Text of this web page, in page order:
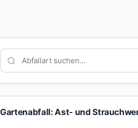
Gartenabfall: Ast- und